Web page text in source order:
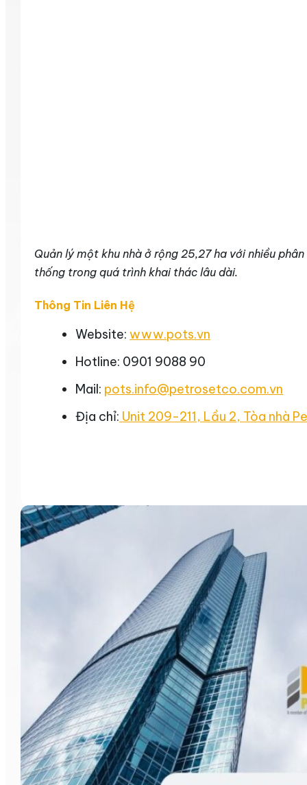
Quản lý một khu nhà ở rộng 25,27 ha với nhiều
thống trong quá trình khai thác lâu dài.
Thông Tin Liên Hệ
Website: www.pots.vn
Hotline: 0901 9088 90
Mail: pots.info@petrosetco.com.vn
Địa chỉ: Unit 209-211, Lầu 2, Tòa nhà